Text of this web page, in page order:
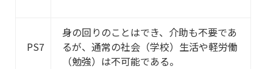
PS7
身の回りのことはでき、介助も不要であ
るが、通常の社会（学校）生活や軽労働
（勉強）は不可能である。